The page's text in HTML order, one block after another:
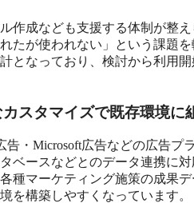
作成なども支援する体制が整
たが使われない」という課題
となっており、検討から利用
スタマイズで既存環境に
告・Microsoft広告などの広告プ
ベースなどとのデータ連携に
種マーケティング施策の成果デ
を構築しやすくなっています。